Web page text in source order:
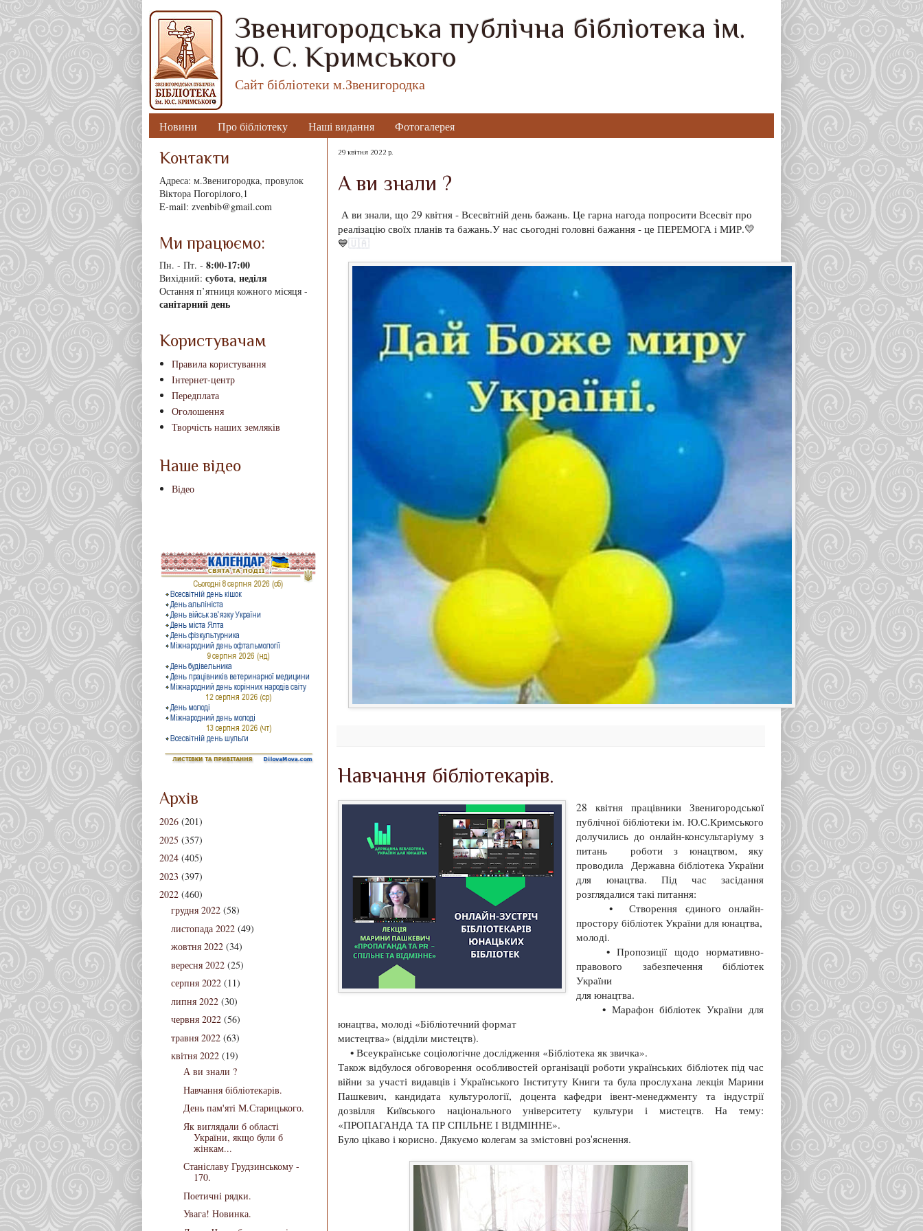
Звенигородська публічна бібліотека ім.
Ю. С. Кримського
Сайт бібліотеки м.Звенигородка
Новини Про бібліотеку Наші видання Фотогалерея
29 квітня 2022 р.
А ви знали ?
А ви знали, що 29 квітня - Всесвітній день бажань. Це гарна нагода попросити Всесвіт про
реалізацію своїх планів та бажань.У нас сьогодні головні бажання - це ПЕРЕМОГА і МИР.💛
💙🇺🇦
Навчання бібліотекарів.
28 квітня працівники Звенигородської
публічної бібліотеки ім. Ю.С.Кримського
долучились до онлайн-консультаріуму з
питань роботи з юнацтвом, яку
проводила Державна бібліотека України
для юнацтва. Під час засідання
розглядалися такі питання:
• Створення єдиного онлайн-
простору бібліотек України для юнацтва,
молоді.
• Пропозиції щодо нормативно-
правового забезпечення бібліотек
України
для юнацтва.
• Марафон бібліотек України для
юнацтва, молоді «Бібліотечний формат
мистецтва» (відділи мистецтв).
• Всеукраїнське соціологічне дослідження «Бібліотека як звичка».
Також відбулося обговорення особливостей організації роботи українських бібліотек під час
війни за участі видавців і Українського Інституту Книги та була прослухана лекція Марини
Пашкевич, кандидата культурології, доцента кафедри івент-менеджменту та індустрії
дозвілля Київського національного університету культури і мистецтв. На тему:
«ПРОПАГАНДА ТА ПР СПІЛЬНЕ І ВІДМІННЕ».
Було цікаво і корисно. Дякуємо колегам за змістовні роз'яснення.
Контакти
Адреса: м.Звенигородка, провулок
Віктора Погорілого,1
E-mail: zvenbib@gmail.com
Ми працюємо:
Пн. - Пт. - 8:00-17:00
Вихідний: субота, неділя
Остання п’ятниця кожного місяця -
санітарний день
Користувачам
Правила користування
Інтернет-центр
Передплата
Оголошення
Творчість наших земляків
Наше відео
Відео
Архів
2026 (201)
2025 (357)
2024 (405)
2023 (397)
2022 (460)
грудня 2022 (58)
листопада 2022 (49)
жовтня 2022 (34)
вересня 2022 (25)
серпня 2022 (11)
липня 2022 (30)
червня 2022 (56)
травня 2022 (63)
квітня 2022 (19)
А ви знали ?
Навчання бібліотекарів.
День пам'яті М.Старицького.
Як виглядали б області
України, якщо були б
жінкам...
Станіславу Грудзинському -
170.
Поетичні рядки.
Увага! Новинка.